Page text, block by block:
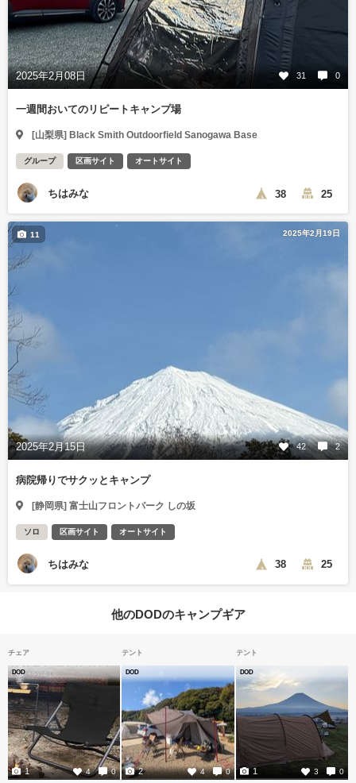
2025年2月08日 31 0
一週間おいてのリピートキャンプ場
[山梨県] Black Smith Outdoorfield Sanogawa Base
グループ 区画サイト オートサイト
ちはみな 38 25
2025年2月19日
2025年2月15日 42 2
11
病院帰りでサクッとキャンプ
[静岡県] 富士山フロントパーク しの坂
ソロ 区画サイト オートサイト
ちはみな 38 25
他のDODのキャンプギア
チェア
DOD
4 0
1
テント
DOD
4 0
2
テント
DOD
3 0
1